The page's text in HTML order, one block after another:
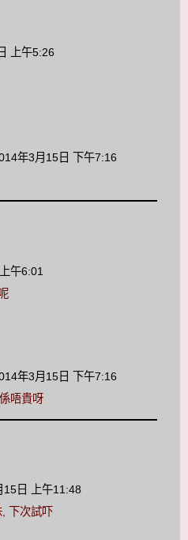
上午5:26
年3月15日 下午7:16
午6:01
年3月15日 下午7:16
唔貴呀
15日 上午11:48
下次試吓